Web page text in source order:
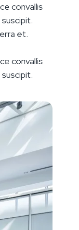
convallis
et.
convallis